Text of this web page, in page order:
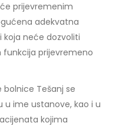
prijevremenim
adekvatna
koja neće dozvoliti
funkcija prijevremeno
Tešanj se
u ime ustanove, kao i u
kojima